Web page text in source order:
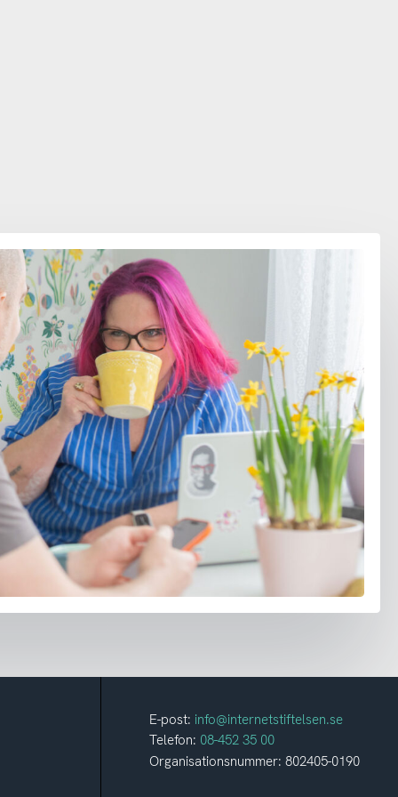
E-post: info@internetstiftelsen.se
Telefon: 08-452 35 00
Organisationsnummer: 802405-0190